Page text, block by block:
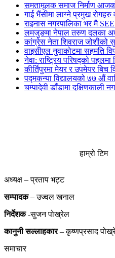
समतामूलक समाज निर्माण
गाई भैंसीमा लाग्ने प्रमुख रोगहरु
राइनास नगरपालिका भर मै
लमजुङमा नेपाल तरुण दलका
कांग्रेस नेता शिवराज
वाइसीएल नुवाकोटमा सहमति
नेवा: राष्ट्रिय परिषद्को पहलमा
कीर्तिपुरमा मेयर र उपमेयर बिच
पद्मकन्या विद्यालयको ७७ औं
चम्पादेवी डाँडामा
हाम्रो टिम
अध्यक्ष – प्रताप भट्ट
सम्पादक– उज्वल खनाल
निर्देशक-सुजन पोख्रेल
कानुनी सल्लाहकार– कृष्णप्रसाद
समाचार